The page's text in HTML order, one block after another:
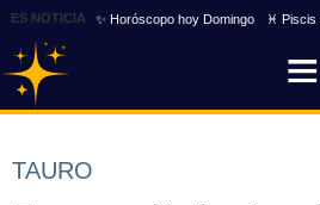
ES NOTICIA ✨ Horóscopo hoy Domingo ♓
TAURO